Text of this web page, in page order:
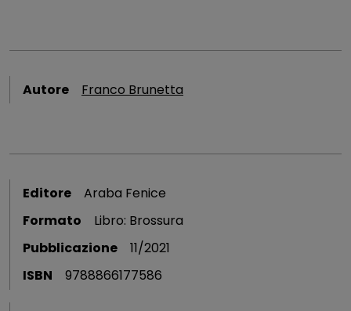
Autore Franco Brunetta
Editore
Araba Fenice
Formato
Libro: Brossura
Pubblicazione
11/2021
ISBN
9788866177586